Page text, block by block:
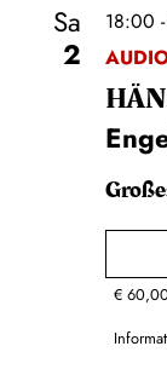
Sa
2
18:00
€